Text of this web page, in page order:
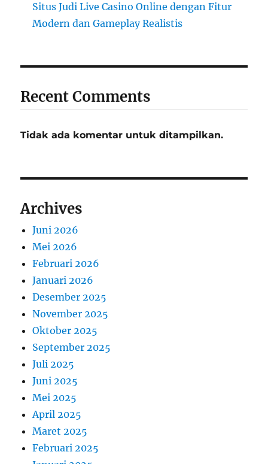
Situs Judi Live Casino Online dengan Fitur
Modern dan Gameplay Realistis
Recent Comments
Tidak ada komentar untuk ditampilkan.
Archives
Juni 2026
Mei 2026
Februari 2026
Januari 2026
Desember 2025
November 2025
Oktober 2025
September 2025
Juli 2025
Juni 2025
Mei 2025
April 2025
Maret 2025
Februari 2025